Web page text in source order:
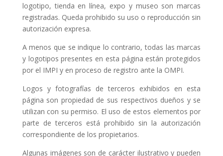
logotipo, tienda en línea, expo y museo son marcas
registradas. Queda prohibido su uso o reproducción sin
autorización expresa.
A menos que se indique lo contrario, todas las marcas
y logotipos presentes en esta página están protegidos
por el IMPI y en proceso de registro ante la OMPI.
Logos y fotografías de terceros exhibidos en esta
página son propiedad de sus respectivos dueños y se
utilizan con su permiso. El uso de estos elementos por
parte de terceros está prohibido sin la autorización
correspondiente de los propietarios.
Algunas imágenes son de carácter ilustrativo y pueden